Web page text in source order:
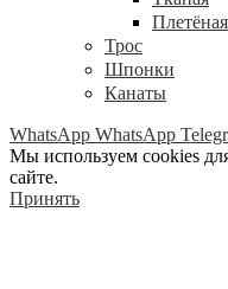
Плетёная
Трос
Шпонки
Канаты
WhatsApp WhatsApp
Мы используем cookies
сайте.
Принять